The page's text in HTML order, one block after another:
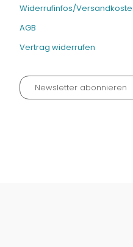
Widerrufinfos/
AGB
Vertrag widerrufen
Newsletter abonnieren